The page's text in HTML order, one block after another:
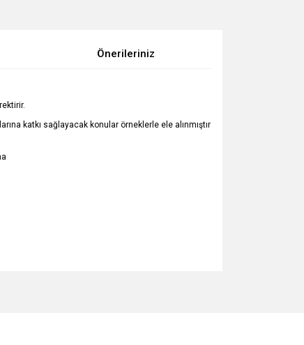
Önerileriniz
katkı sağlayacak konular örneklerle ele alınmıştır